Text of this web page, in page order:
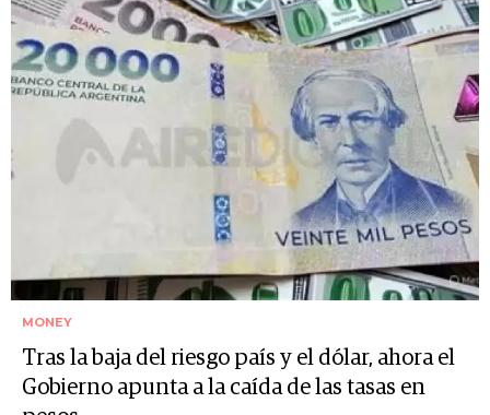
MONEY
Tras la baja del riesgo país y el dólar, ahora el
Gobierno apunta a la caída de las tasas en